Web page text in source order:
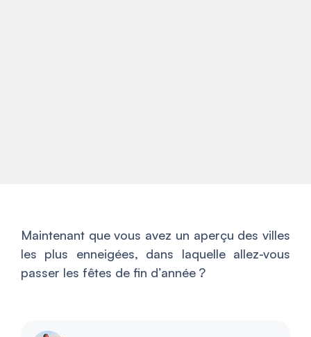
Maintenant que vous avez un aperçu des villes
les plus enneigées, dans laquelle allez-vous
passer les fêtes de fin d’année ?